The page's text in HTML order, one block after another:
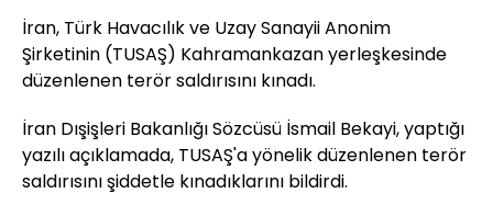
İran, Türk Havacılık ve Uzay Sanayii Anonim
Şirketinin (TUSAŞ) Kahramankazan yerleşkesinde
düzenlenen terör saldırısını kınadı.
İran Dışişleri Bakanlığı Sözcüsü İsmail Bekayi, yaptığı
yazılı açıklamada, TUSAŞ'a yönelik düzenlenen terör
saldırısını şiddetle kınadıklarını bildirdi.